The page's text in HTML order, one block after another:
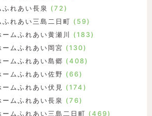
れあい長泉 (72)
れあい三島二日町 (59)
ムふれあい黄瀬川
(183)
ムふれあい岡宮 (130)
ムふれあい島郷 (408)
ムふれあい佐野 (66)
ムふれあい伏見 (174)
ムふれあい長泉 (76)
ムふれあい三島二日町 (469)